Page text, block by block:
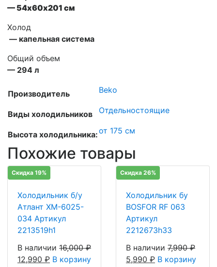
— 54х60х201 см
Холод
— капельная система
Общий объем
— 294 л
Производитель Beko
Виды холодильников Отдельностоящие
Высота холодильника:от 175 см
Похожие товары
Скидка 19%
Холодильник б/у
Атлант ХМ-6025-
034 Артикул
2213519h1
В наличии 16,000₽
12,990 ₽ В корзину
Скидка 26%
Холодильник бу
BOSFOR RF 063
Артикул
2212673h33
В наличии 7,990₽
5,990 ₽ В корзину